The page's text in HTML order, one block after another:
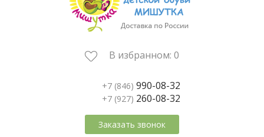
В избранном: 0
+7 (846) 990-08-32
+7 (927) 260-08-32
Заказать звонок